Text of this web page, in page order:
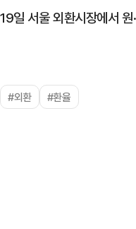
19일 서울 외환시장에서
#외환 #환율